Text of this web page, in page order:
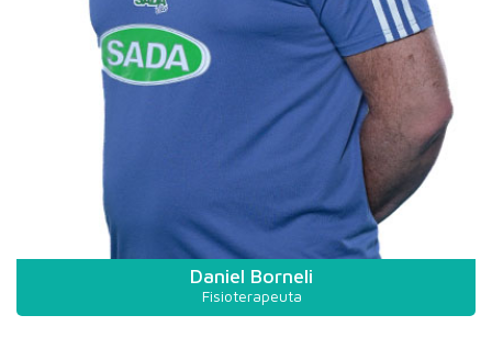
Daniel Borneli
Fisioterapeuta